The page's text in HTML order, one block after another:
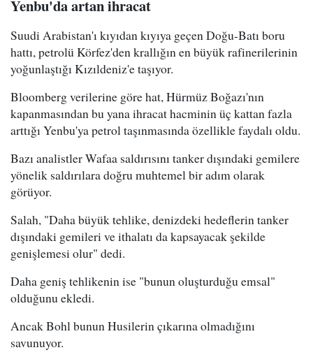
Yenbu'da artan ihracat
Suudi Arabistan'ı kıyıdan kıyıya geçen Doğu-Batı boru
hattı, petrolü Körfez'den krallığın en büyük rafinerilerinin
yoğunlaştığı Kızıldeniz'e taşıyor.
Bloomberg verilerine göre hat, Hürmüz Boğazı'nın
kapanmasından bu yana ihracat hacminin üç kattan fazla
arttığı Yenbu'ya petrol taşınmasında özellikle faydalı oldu.
Bazı analistler Wafaa saldırısını tanker dışındaki gemilere
yönelik saldırılara doğru muhtemel bir adım olarak
görüyor.
Salah, "Daha büyük tehlike, denizdeki hedeflerin tanker
dışındaki gemileri ve ithalatı da kapsayacak şekilde
genişlemesi olur" dedi.
Daha geniş tehlikenin ise "bunun oluşturduğu emsal"
olduğunu ekledi.
Ancak Bohl bunun Husilerin çıkarına olmadığını
savunuyor.